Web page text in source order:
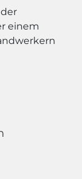
einem